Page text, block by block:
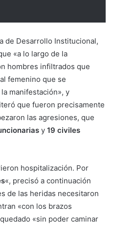
de Desarrollo Institucional,
«a lo largo de la
hombres infiltrados que
femenino que se
manifestación», y
que fueron precisamente
las agresiones, que
y 19 civiles
hospitalización. Por
«, precisó a continuación
de las heridas necesitaron
«con los brazos
«sin poder caminar